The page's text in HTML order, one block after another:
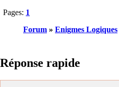
Pages: 1
Forum » Enigmes Logiques
Réponse rapide